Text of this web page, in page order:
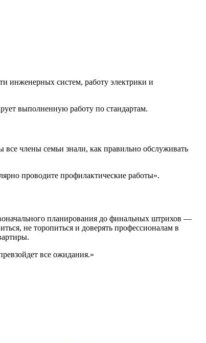
инженерных систем, работу электрики и
выполненную работу по стандартам.
члены семьи знали, как правильно обслуживать
проводите профилактические работы».
планирования до финальных штрихов —
не торопиться и доверять профессионалам в
все ожидания.»